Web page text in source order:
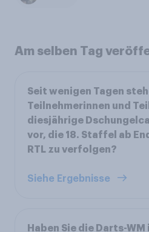
Am selben Tag
Seit wenigen Tagen
Teilnehmerinnen und
diesjährige
vor, die 18. Staffel ab
RTL zu verfolgen?
Siehe Ergebnisse
Haben Sie die Darts-